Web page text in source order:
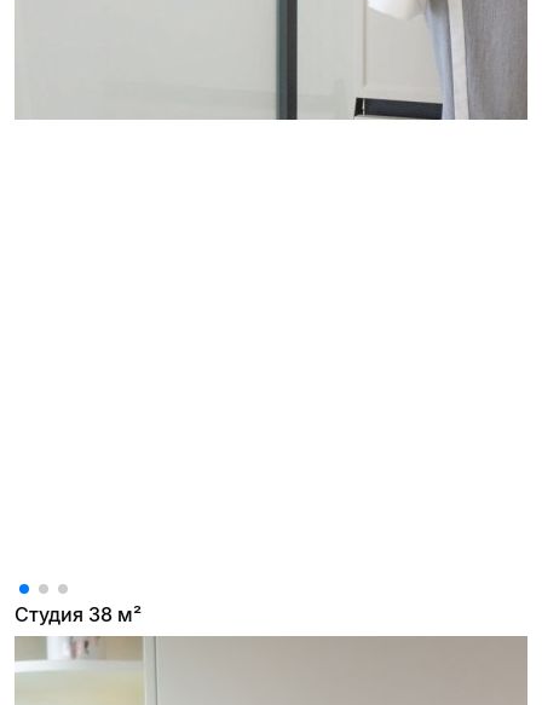
Студия 38 м²